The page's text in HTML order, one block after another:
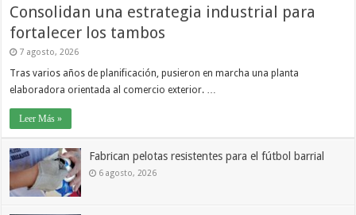
Consolidan una estrategia industrial para
fortalecer los tambos
7 agosto, 2026
Tras varios años de planificación, pusieron en marcha una planta
elaboradora orientada al comercio exterior. …
Leer Más »
Fabrican pelotas resistentes para el fútbol barrial
6 agosto, 2026